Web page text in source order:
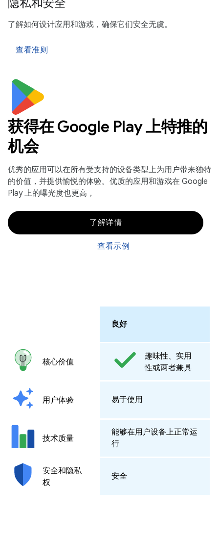
隐私和安全
了解如何设计应用和游戏，确保它们安全无虞。
查看准则
获得在 Google Play 上特推的
机会
优秀的应用可以在所有受支持的设备类型上为用户带来独特
的价值，并提供愉悦的体验。优质的应用和游戏在 Google
Play 上的曝光度也更高，
了解详情
查看示例
良好
核心价值
趣味性、实用
性或两者兼具
用户体验 易于使用
技术质量
能够在用户设备上正常运
行
安全和隐私
权
安全